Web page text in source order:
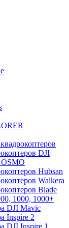
DJI
Hubsan
Walkera
Blade
1000, 1000+
DJI Mavic
Inspire 2
DJI Inspire 1